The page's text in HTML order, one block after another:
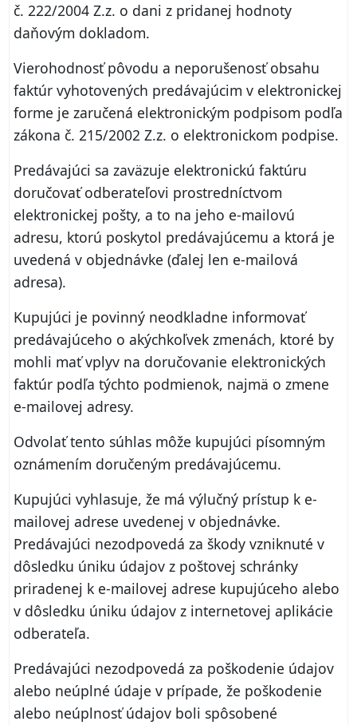
č. 222/2004 Z.z. o dani z pridanej hodnoty
daňovým dokladom.
Vierohodnosť pôvodu a neporušenosť obsahu
faktúr vyhotovených predávajúcim v elektronickej
forme je zaručená elektronickým podpisom podľa
zákona č. 215/2002 Z.z. o elektronickom podpise.
Predávajúci sa zaväzuje elektronickú faktúru
doručovať odberateľovi prostredníctvom
elektronickej pošty, a to na jeho e‑mailovú
adresu, ktorú poskytol predávajúcemu a ktorá je
uvedená v objednávke (ďalej len e‑mailová
adresa).
Kupujúci je povinný neodkladne informovať
predávajúceho o akýchkoľvek zmenách, ktoré by
mohli mať vplyv na doručovanie elektronických
faktúr podľa týchto podmienok, najmä o zmene
e‑mailovej adresy.
Odvolať tento súhlas môže kupujúci písomným
oznámením doručeným predávajúcemu.
Kupujúci vyhlasuje, že má výlučný prístup k e-
mailovej adrese uvedenej v objednávke.
Predávajúci nezodpovedá za škody vzniknuté v
dôsledku úniku údajov z poštovej schránky
priradenej k e‑mailovej adrese kupujúceho alebo
v dôsledku úniku údajov z internetovej aplikácie
odberateľa.
Predávajúci nezodpovedá za poškodenie údajov
alebo neúplné údaje v prípade, že poškodenie
alebo neúplnosť údajov boli spôsobené